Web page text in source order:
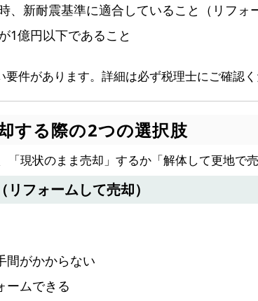
、新耐震基準に適合していること（リフォ
1億円以下であること
件があります。詳細は必ず税理士にご確認く
する際の2つの選択肢
「現状のまま売却」するか「解体して更地で
フォームして売却）
間がかからない
ームできる